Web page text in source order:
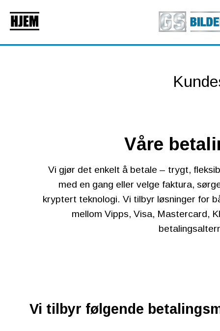
Våre
Vi gjør det enkelt å betale – trygt,
med en gang eller velge faktura,
kryptert teknologi. Vi tilbyr løsninger for
mellom Vipps, Visa, Mastercard,
Vi tilbyr følgende